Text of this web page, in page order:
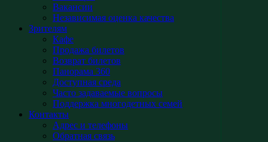
Вакансии
Независимая оценка качества
Зрителям
Кафе
Продажа билетов
Возврат билетов
Панорама 360
Доступная среда
Часто задаваемые вопросы
Поддержка многодетных семей
Контакты
Адрес и телефоны
Обратная связь